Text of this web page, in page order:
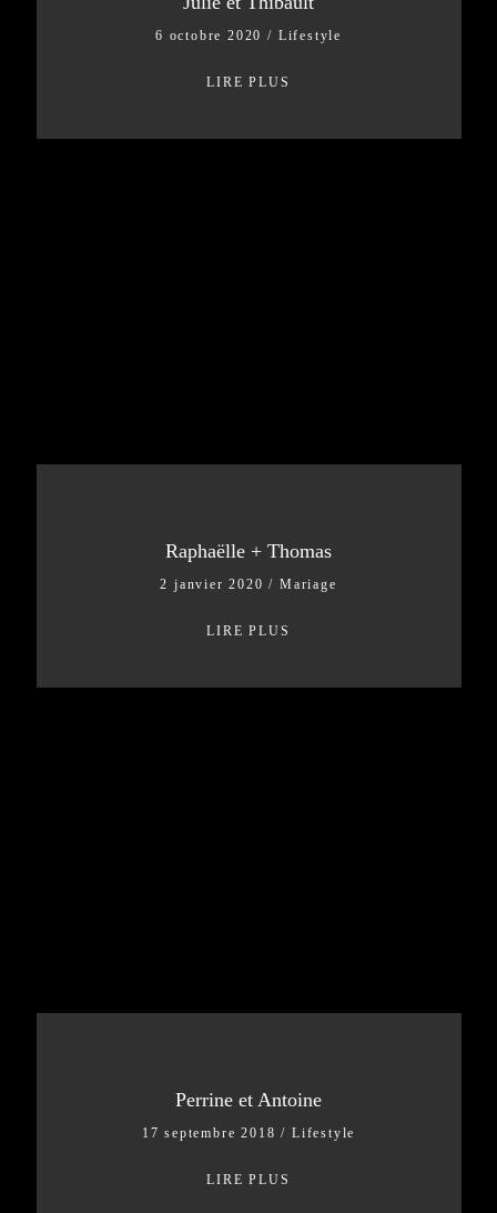
6 octobre 2020/ Lifestyle
LIRE PLUS
Raphaëlle + Thomas
2 janvier 2020/ Mariage
LIRE PLUS
Perrine et Antoine
17 septembre 2018/ Lifestyle
LIRE PLUS